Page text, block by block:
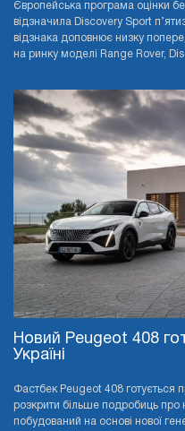
Європейська програма оцінки
відзначила Discovery Sport
відзнака доповнює низку
на ринку моделі Range Rover,
Новий Peugeot 408
Україні
Фастбек Peugeot 408 готується
розкрити більше подробиць про
побудований на основі нової